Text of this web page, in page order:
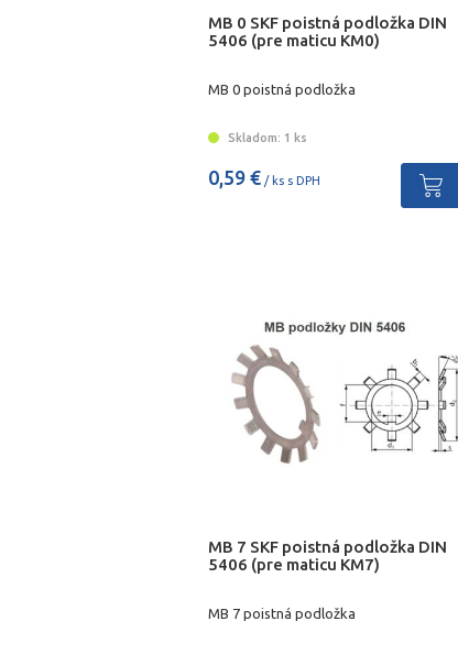
MB 0 SKF poistná podložka DIN
5406 (pre maticu KM0)
MB 0 poistná podložka
Skladom: 1 ks
0,59 € / ks s DPH
MB 7 SKF poistná podložka DIN
5406 (pre maticu KM7)
MB 7 poistná podložka